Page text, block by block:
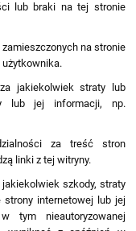
lub braki na tej stronie
na stronie
użytkownika.
jakiekolwiek straty lub
lub jej informacji, np.
za treść stron
linki z tej witryny.
szkody, straty
strony internetowej lub jej
tym nieautoryzowanej